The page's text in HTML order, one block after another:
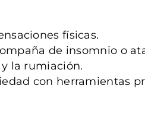
físicas.
de insomnio o
y la rumiación.
con herramientas